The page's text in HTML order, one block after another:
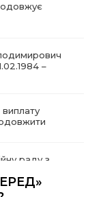
–
раду з